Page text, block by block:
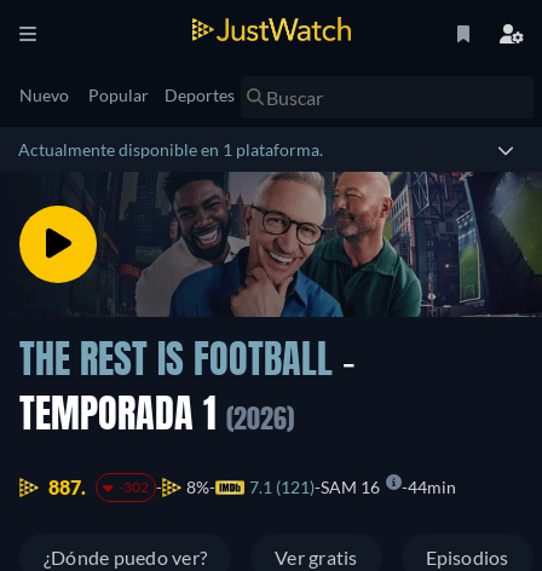
Nuevo Popular Deportes
Actualmente disponible en 1 plataforma.
THE REST IS FOOTBALL -
TEMPORADA 1
(2026)
887. -302 8% 7.1 (121) SAM 16 44min
¿Dónde puedo ver? Ver gratis Episodios